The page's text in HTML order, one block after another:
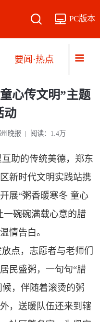
PC版本
要闻·热点 直播·
心传文明”主题
动
州晚报 | 阅读：1.4万
助的传统美德，郑东
新时代文明实践站携
展“粥香暖寒冬 童心
一碗碗满载心意的腊
情告白。
点，志愿者与老师们
民盛粥，一句句“腊
候，伴随着滚烫的粥
，送暖队伍还来到辖